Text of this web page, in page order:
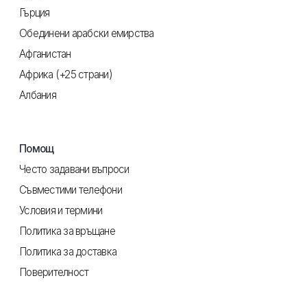
Гърция
Обединени арабски емирства
Афганистан
Африка (+25 страни)
Албания
Помощ
Често задавани въпроси
Съвместими телефони
Условия и термини
Политика за връщане
Политика за доставка
Поверителност